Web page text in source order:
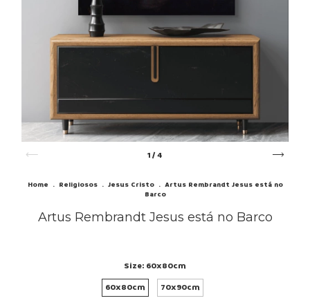
1/4
Home . Religiosos . Jesus Cristo . Artus Rembrandt Jesus está no
Barco
Artus Rembrandt Jesus está no Barco
Size: 60x80cm
60x80cm
70x90cm